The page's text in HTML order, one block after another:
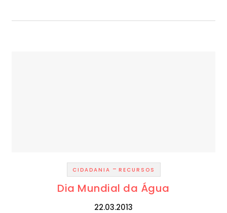
CIDADANIA - RECURSOS
Dia Mundial da Água
22.03.2013